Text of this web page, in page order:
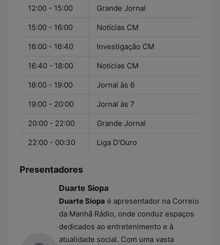
12:00 - 15:00 Grande Jornal
15:00 - 16:00 Notícias CM
16:00 - 16:40 Investigação CM
16:40 - 18:00 Notícias CM
18:00 - 19:00 Jornal às 6
19:00 - 20:00 Jornal às 7
20:00 - 22:00 Grande Jornal
22:00 - 00:30 Liga D'Ouro
Presentadores
Duarte Siopa
Duarte Siopa é apresentador na Correio
da Manhã Rádio, onde conduz espaços
dedicados ao entretenimento e à
atualidade social. Com uma vasta